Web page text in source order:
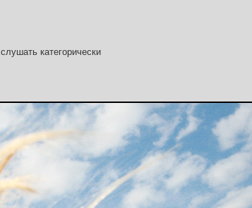
,слушать категорически